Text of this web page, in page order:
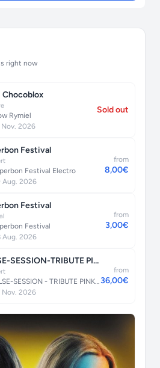
right now
Chocoblox
Rymiel
Nov. 2026
Sold out
Festival
Festival Electro
Aug. 2026
from
8,00€
Festival
Festival
Aug. 2026
from
3,00€
PULSE-SESSION-TRIBUTE PINK FLOYD
SESSION - TRIBUTE PINK FLOYD
Nov. 2026
from
36,00€